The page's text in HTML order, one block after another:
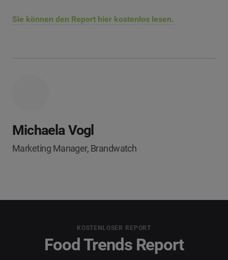
Sie können den Report hier kostenlos lesen.
Michaela Vogl
Marketing Manager, Brandwatch
KOSTENLOSER REPORT
Food Trends Report